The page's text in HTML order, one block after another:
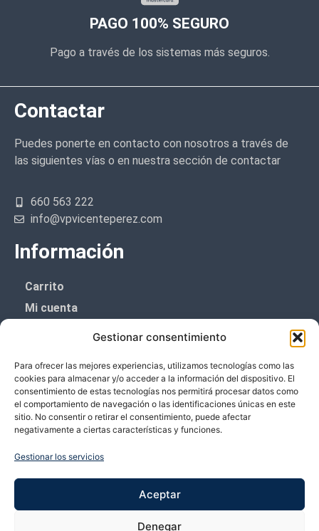
Gestionar consentimiento
Para ofrecer las mejores experiencias, utilizamos tecnologías como las
cookies para almacenar y/o acceder a la información del dispositivo. El
consentimiento de estas tecnologías nos permitirá procesar datos como
el comportamiento de navegación o las identificaciones únicas en este
sitio. No consentir o retirar el consentimiento, puede afectar
negativamente a ciertas características y funciones.
Gestionar los servicios
Aceptar
Denegar
PAGO 100% SEGURO
Pago a través de los sistemas más seguros.
Contactar
Puedes ponerte en contacto con nosotros a través de
las siguientes vías o en nuestra sección de contactar
660 563 222
info@vpvicenteperez.com
Información
Carrito
Mi cuenta
Política de cookies (UE)
Boletín de noticias
¡¡Suscríbete y prometemos no dar mucho el
Te enviaremos sólo cosas importantes.